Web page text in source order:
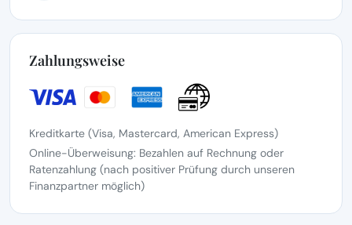
Zahlungsweise
Kreditkarte (Visa, Mastercard, American Express)
Online-Überweisung: Bezahlen auf Rechnung oder
Ratenzahlung (nach positiver Prüfung durch unseren
Finanzpartner möglich)